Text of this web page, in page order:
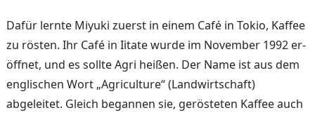
Dafür lernte Miyuki zuerst in einem Café in Tokio, Kaffee
zu rösten. Ihr Café in Iitate wurde im November 1992 er­
öffnet, und es sollte Agri hei­ßen. Der Name ist aus dem
englischen Wort „Agriculture“ (Landwirtschaft)
abgeleitet. Gleich begannen sie, geröste­ten Kaffee auch